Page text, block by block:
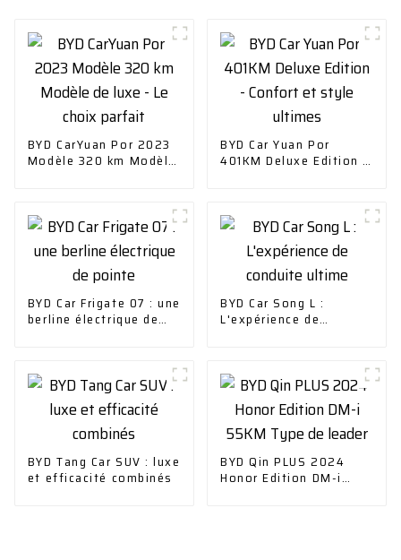
BYD CarYuan Por 2023
Modèle 320 km Modèle
BYD Car Yuan Por
401KM Deluxe Edition -
BYD Car Frigate 07 : une
berline électrique de
BYD Car Song L :
L'expérience de
BYD Tang Car SUV : luxe
et efficacité combinés
BYD Qin PLUS 2024
Honor Edition DM-i